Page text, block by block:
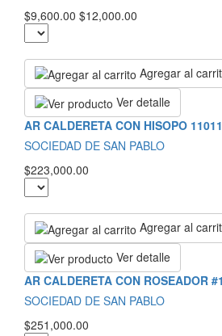
$9,600.00 $12,000.00
Agregar al
Ver detalle
AR CALDERETA CON HISOPO 11011
SOCIEDAD DE SAN PABLO
$223,000.00
Agregar al
Ver detalle
AR CALDERETA CON ROSEADOR
SOCIEDAD DE SAN PABLO
$251,000.00